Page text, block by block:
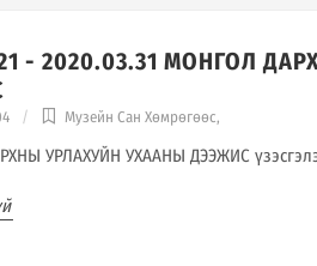
- 2020.03.31 МОНГОЛ
Музейн Сан Хөмрөгөөс,
УРЛАХУЙН УХААНЫ ДЭЭЖИС